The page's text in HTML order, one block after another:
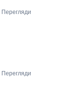
Перегляди
Перегляди